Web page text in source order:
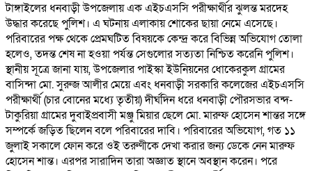
টাঙ্গাইলের ধনবাড়ী উপজেলায় এক এইচএসসি পরীক্ষার্থীর ঝুলন্ত মরদেহ
উদ্ধার করেছে পুলিশ। এ ঘটনায় এলাকায় শোকের ছায়া নেমে এসেছে।
পরিবারের পক্ষ থেকে প্রেমঘটিত বিষয়কে কেন্দ্র করে বিভিন্ন অভিযোগ তোলা
হলেও, তদন্ত শেষ না হওয়া পর্যন্ত সেগুলোর সত্যতা নিশ্চিত করেনি পুলিশ।
স্থানীয় সূত্রে জানা যায়, উপজেলার পাইস্কা ইউনিয়নের ধোকেরকুল গ্রামের
বাসিন্দা মো. সুরুজ আলীর মেয়ে এবং ধনবাড়ী সরকারি কলেজের এইচএসসি
পরীক্ষার্থী (চার বোনের মধ্যে তৃতীয়) দীর্ঘদিন ধরে ধনবাড়ী পৌরসভার বন্দ-
টাকুরিয়া গ্রামের দুবাইপ্রবাসী মঞ্জু মিয়ার ছেলে মো. মারুফ হোসেন শান্তর সঙ্গে
সম্পর্কে জড়িত ছিলেন বলে পরিবারের দাবি। পরিবারের অভিযোগ, গত ১১
জুলাই সকালে ফোন করে ওই তরুণীকে দেখা করার জন্য ডেকে নেন মারুফ
হোসেন শান্ত। এরপর সারাদিন তারা অজ্ঞাত স্থানে অবস্থান করেন। পরে